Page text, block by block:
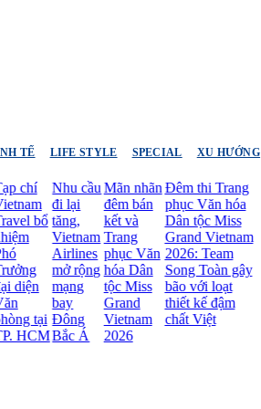
TẾ LIFE STYLE SPECIAL XU HƯỚNG
bổ
tại
Nhu cầu
đi lại
tăng,
Vietnam
Airlines
mở rộng
mạng
Đông
Bắc Á
Mãn nhãn
đêm bán
kết và
Trang
phục Văn
hóa Dân
tộc Miss
Grand
Vietnam
2026
Đêm thi Trang
phục Văn hóa
Dân tộc Miss
Grand Vietnam
2026: Team
Song Toàn gây
bão với loạt
thiết kế đậm
chất Việt